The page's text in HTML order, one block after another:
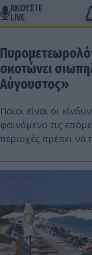
ΑΚΟΥΣΤΕ
LIVE
σκοτώνει
Αύγουστος»
Ποιοι είναι οι
φαινόμενο τις
περιοχές πρέπει να